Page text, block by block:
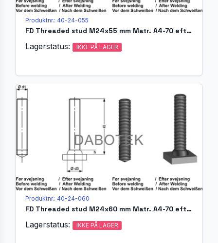
Produktnr.: 40-24-055
FD Threaded stud M24x55 mm Matr. A4-70 efter EN ISO 13918
Lagerstatus: IKKE PÅ LAGER
Produktnr.: 40-24-060
FD Threaded stud M24x60 mm Matr. A4-70 efter EN ISO 13918
Lagerstatus: IKKE PÅ LAGER